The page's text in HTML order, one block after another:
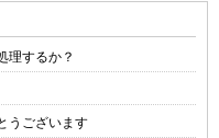
理するか？
うございます